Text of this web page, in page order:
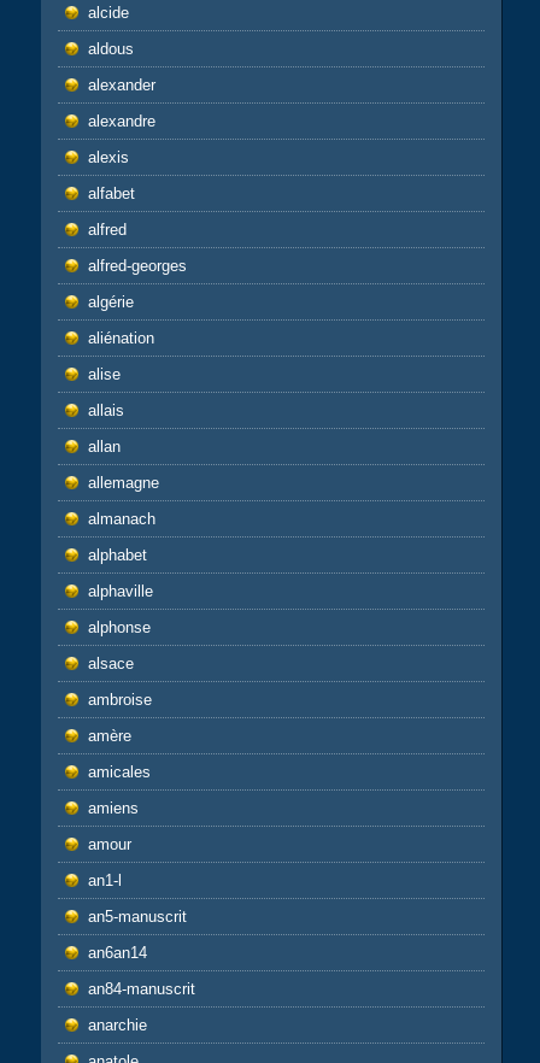
alcide
aldous
alexander
alexandre
alexis
alfabet
alfred
alfred-georges
algérie
aliénation
alise
allais
allan
allemagne
almanach
alphabet
alphaville
alphonse
alsace
ambroise
amère
amicales
amiens
amour
an1-l
an5-manuscrit
an6an14
an84-manuscrit
anarchie